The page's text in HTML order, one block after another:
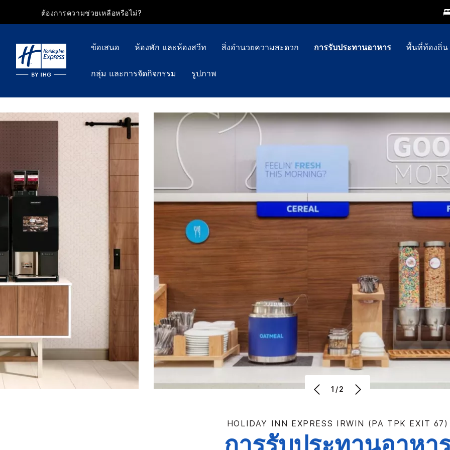
ต้องการความช่วยเหลือหรือไม่?
ข้อเสนอ ห้องพัก และห้องสวีท สิ่งอำนวยความสะดวก การรับประทานอาหาร พื้นที่ท้องถิ่น
กลุ่ม และการจัดกิจกรรม รูปภาพ
1/2
HOLIDAY INN EXPRESS IRWIN (PA TPK EXIT 67)